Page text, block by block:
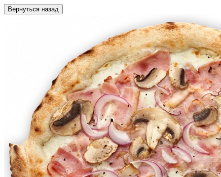
Вернуться назад